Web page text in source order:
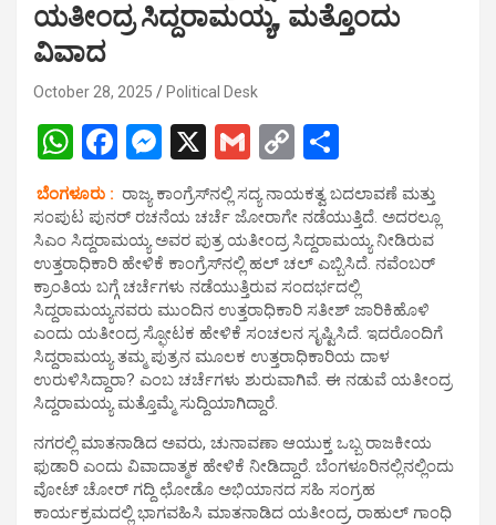
ಯತೀಂದ್ರ ಸಿದ್ದರಾಮಯ್ಯ, ಮತ್ತೊಂದು
ವಿವಾದ
October 28, 2025 Political Desk
W
h
at
s
A
p
p
F
ce
b
o
o
k
M
es
se
n
g
er
X
G
m
ail
C
o
py
Li
n
k
h
ar
e
ಬೆಂಗಳೂರು : ರಾಜ್ಯ ಕಾಂಗ್ರೆಸ್‌ನಲ್ಲಿ ಸದ್ಯ ನಾಯಕತ್ವ ಬದಲಾವಣೆ ಮತ್ತು
ಸಂಪುಟ ಪುನರ್‌ ರಚನೆಯ ಚರ್ಚೆ ಜೋರಾಗೇ ನಡೆಯುತ್ತಿದೆ. ಅದರಲ್ಲೂ
ಸಿಎಂ ಸಿದ್ದರಾಮಯ್ಯ ಅವರ ಪುತ್ರ ಯತೀಂದ್ರ ಸಿದ್ದರಾಮಯ್ಯ ನೀಡಿರುವ
ಉತ್ತರಾಧಿಕಾರಿ ಹೇಳಿಕೆ ಕಾಂಗ್ರೆಸ್​​ನಲ್ಲಿ ಹಲ್​ ಚಲ್​ ಎಬ್ಬಿಸಿದೆ. ನವೆಂಬರ್
ಕ್ರಾಂತಿಯ ಬಗ್ಗೆ ಚರ್ಚೆಗಳು ನಡೆಯುತ್ತಿರುವ ಸಂದರ್ಭದಲ್ಲಿ
ಸಿದ್ದರಾಮಯ್ಯನವರು ಮುಂದಿನ ಉತ್ತರಾಧಿಕಾರಿ ಸತೀಶ್ ಜಾರಿಕಿಹೊಳಿ
ಎಂದು ಯತೀಂದ್ರ ಸ್ಫೋಟಕ ಹೇಳಿಕೆ ಸಂಚಲನ ಸೃಷ್ಟಿಸಿದೆ. ಇದರೊಂದಿಗೆ
ಸಿದ್ದರಾಮಯ್ಯ ತಮ್ಮ ಪುತ್ರನ ಮೂಲಕ ಉತ್ತರಾಧಿಕಾರಿಯ ದಾಳ
ಉರುಳಿಸಿದ್ದಾರಾ? ಎಂಬ ಚರ್ಚೆಗಳು ಶುರುವಾಗಿವೆ. ಈ ನಡುವೆ ಯತೀಂದ್ರ
ಸಿದ್ದರಾಮಯ್ಯ ಮತ್ತೊಮ್ಮೆ ಸುದ್ದಿಯಾಗಿದ್ದಾರೆ.
ನಗರಲ್ಲಿ ಮಾತನಾಡಿದ ಅವರು, ಚುನಾವಣಾ ಆಯುಕ್ತ ಒಬ್ಬ ರಾಜಕೀಯ
ಫುಡಾರಿ ಎಂದು ವಿವಾದಾತ್ಮಕ ಹೇಳಿಕೆ ನೀಡಿದ್ದಾರೆ. ಬೆಂಗಳೂರಿನಲ್ಲಿನಲ್ಲಿಂದು
ವೋಟ್‌ ಚೋರ್‌ ಗದ್ದಿ ಛೋಡೊ ಅಭಿಯಾನದ ಸಹಿ ಸಂಗ್ರಹ
ಕಾರ್ಯಕ್ರಮದಲ್ಲಿ ಭಾಗವಹಿಸಿ ಮಾತನಾಡಿದ ಯತೀಂದ್ರ, ರಾಹುಲ್ ಗಾಂಧಿ